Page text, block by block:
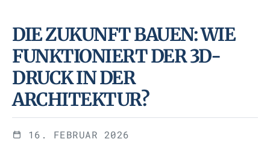
DIE ZUKUNFT BAUEN: WIE
FUNKTIONIERT DER 3D-
DRUCK IN DER
ARCHITEKTUR?
16. FEBRUAR 2026